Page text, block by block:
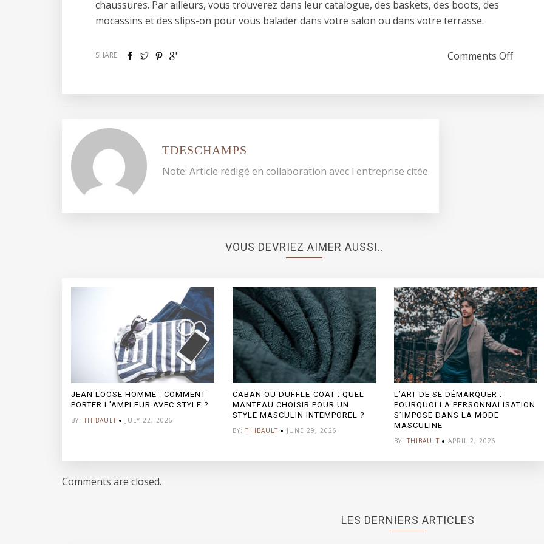
chaussures. Par ailleurs, vous trouverez dans leur catalogue, des baskets, des boots, des
mocassins et des slips-on pour vous balader dans votre salon ou dans votre terrasse.
SHARE Comments Offon La
TDESCHAMPS
Note: Article rédigé en collaboration avec l'entreprise citée.
VOUS DEVRIEZ AIMER AUSSI..
JEAN LOOSE HOMME : COMMENT
PORTER L’AMPLEUR AVEC STYLE ?
BY: THIBAULT JULY 22, 2026
CABAN OU DUFFLE-COAT : QUEL
MANTEAU CHOISIR POUR UN
STYLE MASCULIN INTEMPOREL ?
BY: THIBAULT JUNE 29, 2026
L’ART DE SE DÉMARQUER :
POURQUOI LA PERSONNALISATION
S’IMPOSE DANS LA MODE
MASCULINE
BY: THIBAULT APRIL 2, 2026
Comments are closed.
LES DERNIERS ARTICLES